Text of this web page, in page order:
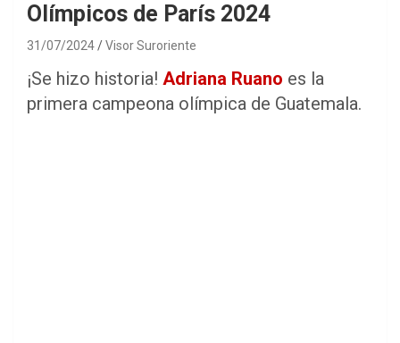
Olímpicos de París 2024
31/07/2024 Visor Suroriente
¡Se hizo historia! Adriana Ruano es la
primera campeona olímpica de Guatemala.